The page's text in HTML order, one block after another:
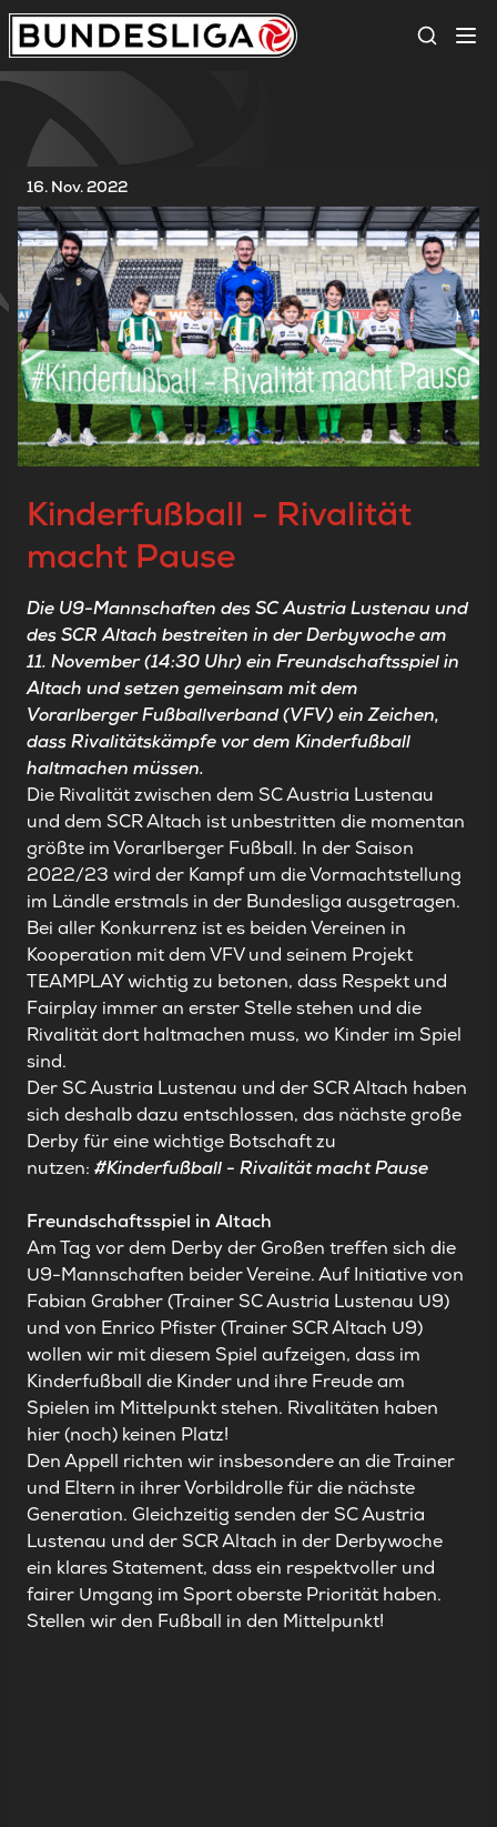
Suche
16. Nov. 2022
Kinderfußball - Rivalität
macht Pause
Die U9-Mannschaften des SC Austria Lustenau und
des SCR Altach bestreiten in der Derbywoche am
11. November (14:30 Uhr) ein Freundschaftsspiel in
Altach und setzen gemeinsam mit dem
Vorarlberger Fußballverband (VFV) ein Zeichen,
dass Rivalitätskämpfe vor dem Kinderfußball
haltmachen müssen.
Die Rivalität zwischen dem SC Austria Lustenau
und dem SCR Altach ist unbestritten die momentan
größte im Vorarlberger Fußball. In der Saison
2022/23 wird der Kampf um die Vormachtstellung
im Ländle erstmals in der Bundesliga ausgetragen.
Bei aller Konkurrenz ist es beiden Vereinen in
Kooperation mit dem VFV und seinem Projekt
TEAMPLAYwichtig zu betonen, dass Respekt und
Fairplay immer an erster Stelle stehen und die
Rivalität dort haltmachen muss, wo Kinder im Spiel
sind.
Der SC Austria Lustenau und der SCR Altach haben
sich deshalb dazu entschlossen, das nächste große
Derby für eine wichtige Botschaft zu
nutzen: #Kinderfußball - Rivalität macht Pause
Freundschaftsspiel in Altach
Am Tag vor dem Derby der Großen treffen sich die
U9-Mannschaften beider Vereine. Auf Initiative von
Fabian Grabher (Trainer SC Austria Lustenau U9)
und von Enrico Pfister (Trainer SCR Altach U9)
wollen wir mit diesem Spiel aufzeigen, dass im
Kinderfußball die Kinder und ihre Freude am
Spielen im Mittelpunkt stehen. Rivalitäten haben
hier (noch) keinen Platz!
Den Appell richten wir insbesondere an die Trainer
und Eltern in ihrer Vorbildrolle für die nächste
Generation. Gleichzeitig senden der SC Austria
Lustenau und der SCR Altach in der Derbywoche
ein klares Statement, dass ein respektvoller und
fairer Umgang im Sport oberste Priorität haben.
Stellen wir den Fußball in den Mittelpunkt!